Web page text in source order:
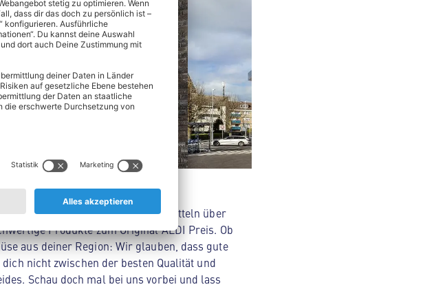
dein Herz begehrt - von Lebensmitteln über
Produkte zum Original ALDI Preis. Ob
aus deiner Region: Wir glauben, dass gute
nicht zwischen der besten Qualität und
Schau doch mal bei uns vorbei und lass